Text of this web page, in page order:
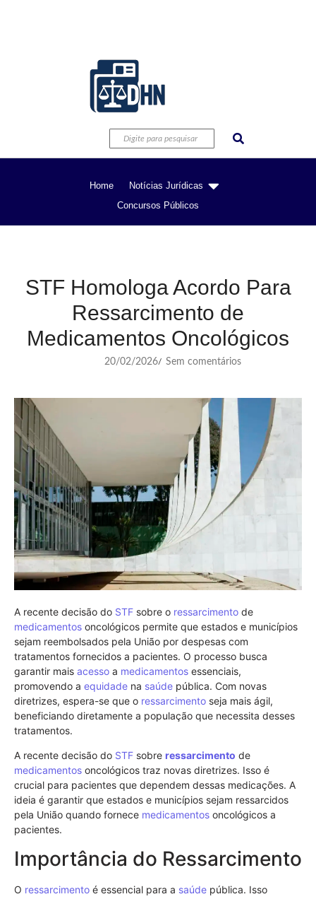
Home
Notícias Jurídicas
Concursos Públicos
STF Homologa Acordo Para
Ressarcimento de
Medicamentos Oncológicos
20/02/2026/ Sem comentários
A recente decisão do STF sobre o ressarcimento de
medicamentos oncológicos permite que estados e municípios
sejam reembolsados pela União por despesas com
tratamentos fornecidos a pacientes. O processo busca
garantir mais acesso a medicamentos essenciais,
promovendo a equidade na saúde pública. Com novas
diretrizes, espera-se que o ressarcimento seja mais ágil,
beneficiando diretamente a população que necessita desses
tratamentos.
A recente decisão do STF sobre ressarcimento de
medicamentos oncológicos traz novas diretrizes. Isso é
crucial para pacientes que dependem dessas medicações. A
ideia é garantir que estados e municípios sejam ressarcidos
pela União quando fornece medicamentos oncológicos a
pacientes.
Importância do Ressarcimento
O ressarcimento é essencial para a saúde pública. Isso